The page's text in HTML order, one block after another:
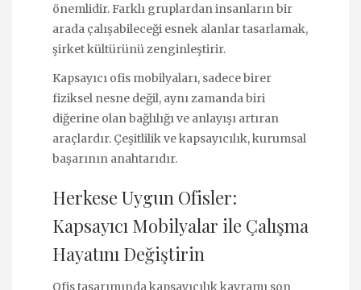
önemlidir. Farklı gruplardan insanların bir
arada çalışabileceği esnek alanlar tasarlamak,
şirket kültürünü zenginleştirir.
Kapsayıcı ofis mobilyaları, sadece birer
fiziksel nesne değil, aynı zamanda biri
diğerine olan bağlılığı ve anlayışı artıran
araçlardır. Çeşitlilik ve kapsayıcılık, kurumsal
başarının anahtarıdır.
Herkese Uygun Ofisler:
Kapsayıcı Mobilyalar ile Çalışma
Hayatını Değiştirin
Ofis tasarımında kapsayıcılık kavramı son